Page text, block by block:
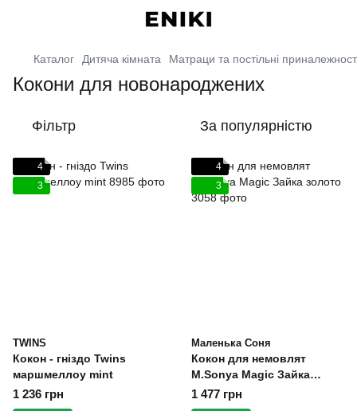
Каталог Дитяча кімната Матраци та постільні
Кокони для новонароджених
Фільтр За популярністю
4
3
TWINS
Кокон - гніздо Twins
маршмеллоу mint
1 236 грн
4
3
Маленька Соня
Кокон для немовлят
M.Sonya Magic Зайка
золото
1 477 грн